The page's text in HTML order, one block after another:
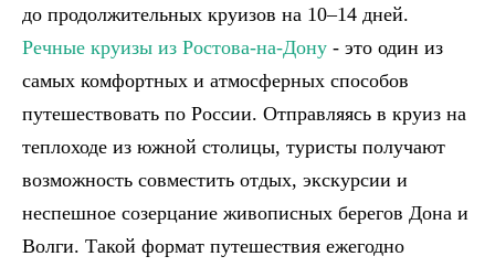
до продолжительных круизов на 10–14 дней.
Речные круизы из Ростова-на-Дону - это один из
самых комфортных и атмосферных способов
путешествовать по России. Отправляясь в круиз на
теплоходе из южной столицы, туристы получают
возможность совместить отдых, экскурсии и
неспешное созерцание живописных берегов Дона и
Волги. Такой формат путешествия ежегодно